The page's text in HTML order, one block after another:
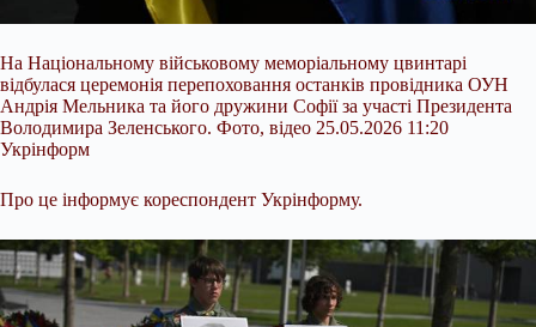
На Національному військовому меморіальному цвинтарі
відбулася церемонія перепоховання останків провідника ОУН
Андрія Мельника та його дружини Софії за участі Президента
Володимира Зеленського. Фото, відео 25.05.2026 11:20
Укрінформ
Про це інформує кореспондент Укрінформу.